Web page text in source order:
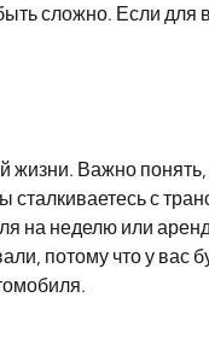
сложно. Если
Важно
сталкиваетесь с
на неделю или
потому что у вас